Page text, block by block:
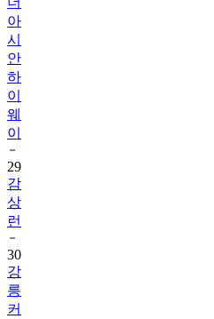
아
시
안
하
이
웨
이
29
감
상
런
30
강
릉
커